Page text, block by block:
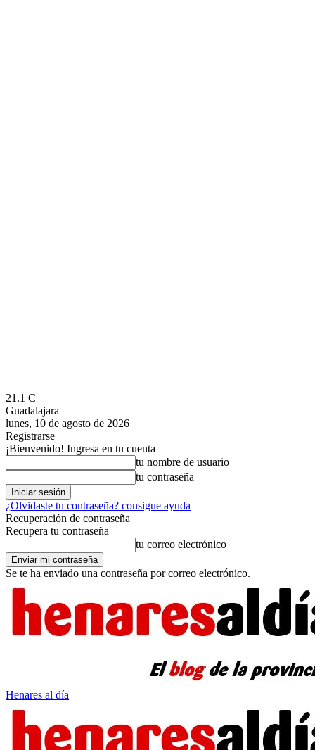
21.1 C
Guadalajara
lunes, 10 de agosto de 2026
Registrarse
¡Bienvenido! Ingresa en tu cuenta
tu nombre de usuario
tu contraseña
¿Olvidaste tu contraseña? consigue ayuda
Recuperación de contraseña
Recupera tu contraseña
tu correo electrónico
Se te ha enviado una contraseña por correo electrónico.
Henares al día